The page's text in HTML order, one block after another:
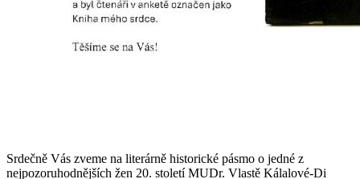
Srdečně Vás zveme na literárně historické pásmo o jedné z
nejpozoruhodnějších žen 20. století MUDr. Vlastě Kálalové-Di